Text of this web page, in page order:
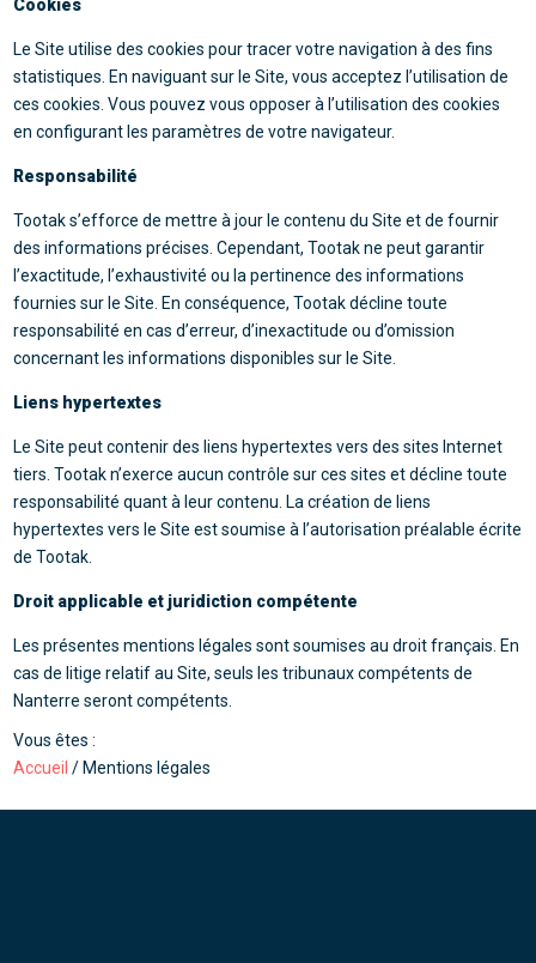
Cookies
Le Site utilise des cookies pour tracer votre navigation à des fins
statistiques. En naviguant sur le Site, vous acceptez l’utilisation de
ces cookies. Vous pouvez vous opposer à l’utilisation des cookies
en configurant les paramètres de votre navigateur.
Responsabilité
Tootak s’efforce de mettre à jour le contenu du Site et de fournir
des informations précises. Cependant, Tootak ne peut garantir
l’exactitude, l’exhaustivité ou la pertinence des informations
fournies sur le Site. En conséquence, Tootak décline toute
responsabilité en cas d’erreur, d’inexactitude ou d’omission
concernant les informations disponibles sur le Site.
Liens hypertextes
Le Site peut contenir des liens hypertextes vers des sites Internet
tiers. Tootak n’exerce aucun contrôle sur ces sites et décline toute
responsabilité quant à leur contenu. La création de liens
hypertextes vers le Site est soumise à l’autorisation préalable écrite
de Tootak.
Droit applicable et juridiction compétente
Les présentes mentions légales sont soumises au droit français. En
cas de litige relatif au Site, seuls les tribunaux compétents de
Nanterre seront compétents.
Vous êtes :
Accueil / Mentions légales